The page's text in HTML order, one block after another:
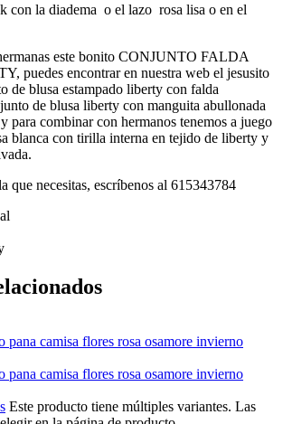
con la diadema o el lazo rosa lisa o en el
este bonito CONJUNTO FALDA
puedes encontrar en nuestra web el jesusito
de blusa estampado liberty con falda
de blusa liberty con manguita abullonada
para combinar con hermanos tenemos a juego
blanca con tirilla interna en tejido de liberty y
que necesitas, escríbenos al 615343784
Este producto tiene múltiples variantes. Las